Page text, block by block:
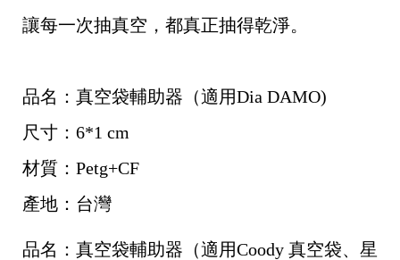
讓每一次抽真空，都真正抽得乾淨。
品名：真空袋輔助器（適用Dia DAMO)
尺寸：6*1 cm
材質：Petg+CF
產地：台灣
品名：真空袋輔助器（適用Coody 真空袋、星